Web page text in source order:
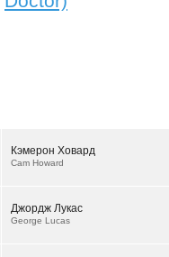
Кэмерон Ховард
Cam Howard
Джордж Лукас
George Lucas